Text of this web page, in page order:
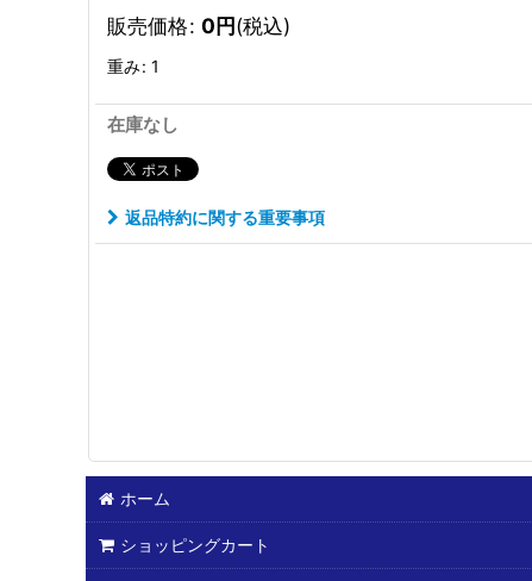
販売価格: 0円(税込)
重み: 1
在庫なし
返品特約に関する重要事項
ホーム
ショッピングカート